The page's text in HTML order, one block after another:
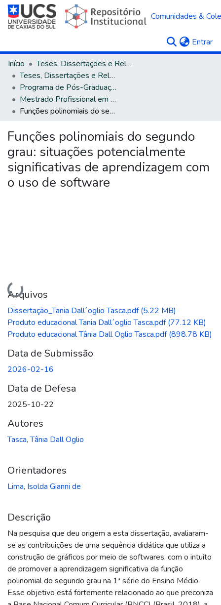
Comunidades &
Entrar
Início
Teses, Dissertações e Relatórios
Teses, Dissertações e Relatórios defendidos na UCS
Programa de Pós-Graduação em Ensino de Ciências e Matemática
Mestrado Profissional em Ensino de Ciências e Matemática
Funções polinomiais do segundo grau: situações potencialmente significativas de aprendizagem com o uso de software
Funções polinomiais do segundo
grau: situações potencialmente
significativas de aprendizagem com
o uso de software
Carregando...
Arquivos
Dissertação_Tania Dall´oglio Tasca.pdf(5.22 MB)
Produto educacional Tania Dall´oglio Tasca.pdf(77.12 KB)
Produto educacional Tânia Dall Oglio Tasca.pdf(898.78 KB)
Data de Submissão
2026-02-16
Data de Defesa
2025-10-22
Autores
Tasca, Tânia Dall Oglio
Orientadores
Lima, Isolda Gianni de
Descrição
Na pesquisa que deu origem a esta dissertação, avaliaram-
se as contribuições de uma sequência didática que utiliza a
construção de gráficos por meio de softwares, com o intuito
de promover a aprendizagem significativa da função
polinomial do segundo grau na 1ª série do Ensino Médio.
Esse objetivo está fortemente relacionado ao que preconiza